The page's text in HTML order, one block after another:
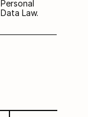
Personal
Data Law.